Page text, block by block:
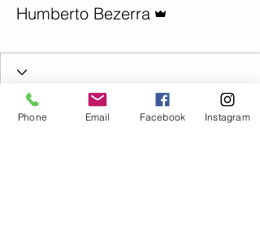
Humberto Bezerra
Phone Email Facebook Instagram